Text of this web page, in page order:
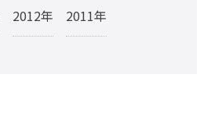
2012年 2011年